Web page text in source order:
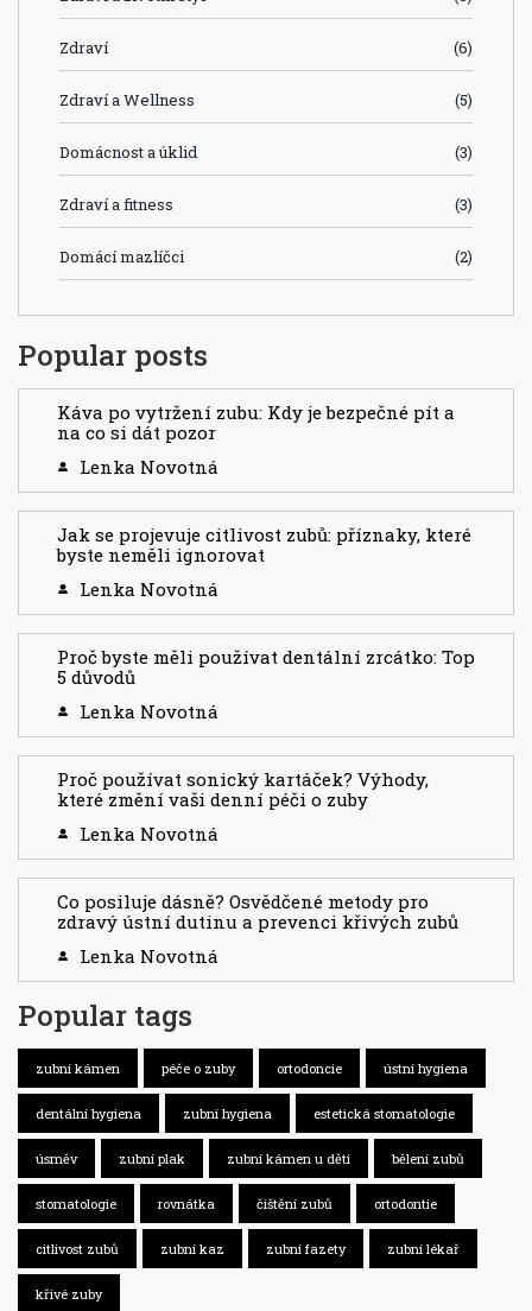
Zdraví (6)
Zdraví a Wellness (5)
Domácnost a úklid (3)
Zdraví a fitness (3)
Domácí mazlíčci (2)
Popular posts
Káva po vytržení zubu: Kdy je bezpečné pít a
na co si dát pozor
Lenka Novotná
Jak se projevuje citlivost zubů: příznaky, které
byste neměli ignorovat
Lenka Novotná
Proč byste měli používat dentální zrcátko: Top
5 důvodů
Lenka Novotná
Proč používat sonický kartáček? Výhody,
které změní vaši denní péči o zuby
Lenka Novotná
Co posiluje dásně? Osvědčené metody pro
zdravý ústní dutinu a prevenci křivých zubů
Lenka Novotná
Popular tags
zubní kámen péče o zuby ortodoncie ústní hygiena
dentální hygiena zubní hygiena estetická stomatologie
úsměv zubní plak zubní kámen u dětí bělení zubů
stomatologie rovnátka čištění zubů ortodontie
citlivost zubů zubní kaz zubní fazety zubní lékař
křivé zuby